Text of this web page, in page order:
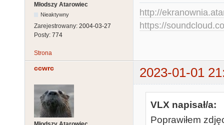
Młodszy Atarowiec
Nieaktywny
Zarejestrowany: 2004-03-27
Posty: 774
http://
https://
Strona
ccwrc 2023-01-01
VLX napisał/a:
Poprawiłem